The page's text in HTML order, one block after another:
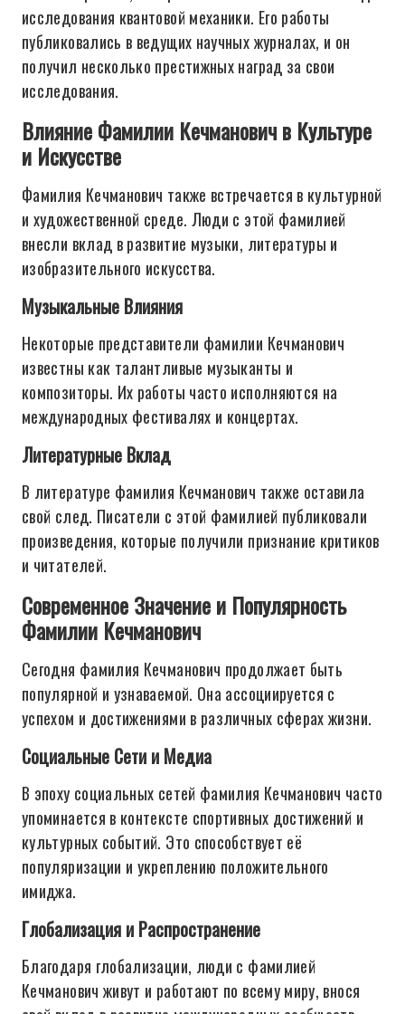
исследования квантовой механики. Его работы
публиковались в ведущих научных журналах, и он
получил несколько престижных наград за свои
исследования.
Влияние Фамилии Кечманович в Культуре
и Искусстве
Фамилия Кечманович также встречается в культурной
и художественной среде. Люди с этой фамилией
внесли вклад в развитие музыки, литературы и
изобразительного искусства.
Музыкальные Влияния
Некоторые представители фамилии Кечманович
известны как талантливые музыканты и
композиторы. Их работы часто исполняются на
международных фестивалях и концертах.
Литературные Вклад
В литературе фамилия Кечманович также оставила
свой след. Писатели с этой фамилией публиковали
произведения, которые получили признание критиков
и читателей.
Современное Значение и Популярность
Фамилии Кечманович
Сегодня фамилия Кечманович продолжает быть
популярной и узнаваемой. Она ассоциируется с
успехом и достижениями в различных сферах жизни.
Социальные Сети и Медиа
В эпоху социальных сетей фамилия Кечманович часто
упоминается в контексте спортивных достижений и
культурных событий. Это способствует её
популяризации и укреплению положительного
имиджа.
Глобализация и Распространение
Благодаря глобализации, люди с фамилией
Кечманович живут и работают по всему миру, внося